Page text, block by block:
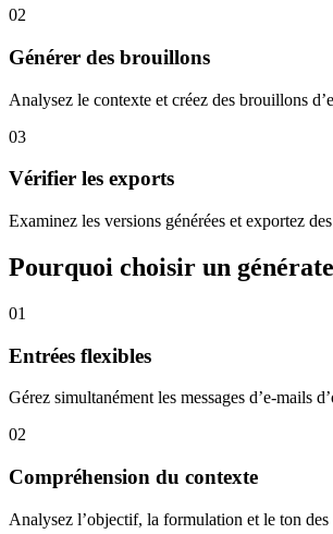
02
Générer des brouillons
Analysez le contexte et créez des brouillons
03
Vérifier les exports
Examinez les versions générées et exportez
Pourquoi choisir un
01
Entrées flexibles
Gérez simultanément les messages d’e-mails
02
Compréhension du contexte
Analysez l’objectif, la formulation et le ton